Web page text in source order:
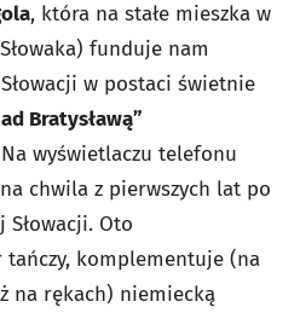
, która na stałe mieszka w
funduje nam
w postaci świetnie
Bratysławą”
wyświetlaczu telefonu
chwila z pierwszych lat po
Oto
komplementuje (na
na rękach) niemiecką